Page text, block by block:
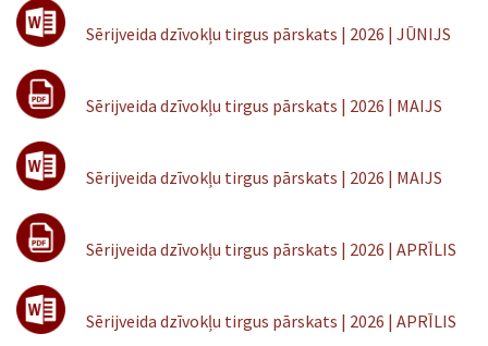
Sērijveida dzīvokļu tirgus pārskats | 2026 | JŪNIJS
Sērijveida dzīvokļu tirgus pārskats | 2026 | MAIJS
Sērijveida dzīvokļu tirgus pārskats | 2026 | MAIJS
Sērijveida dzīvokļu tirgus pārskats | 2026 | APRĪLIS
Sērijveida dzīvokļu tirgus pārskats | 2026 | APRĪLIS